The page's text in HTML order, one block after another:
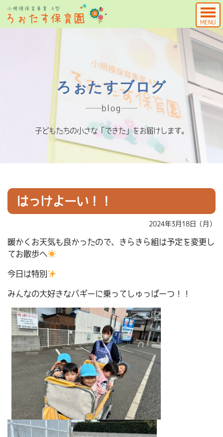
MENU
ろぉたすブログ
blog
子どもたちの小さな「できた」をお届けします。
はっけよーい！！
2024年3月18日（月）
暖かくお天気も良かったので、きらきら組は予定を変更し
てお散歩へ
今日は特別
みんなの大好きなバギーに乗ってしゅっぱーつ！！